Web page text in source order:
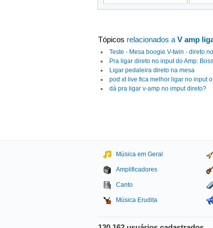
Tópicos relacionados a V amp
Teste - Mesa boogie V-twin - direto
Pra ligar direto no input do Amp:
Ligar pedaleira direto na mesa
pod xt live fica melhor ligar no input
dá pra ligar v-amp no imput direto?
Música em Geral
Amplificadores
Canto
Música Erudita